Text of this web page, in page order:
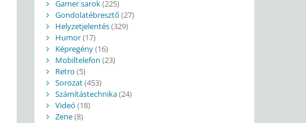
Gamer sarok(225)
Gondolatébresztő (27)
Helyzetjelentés(329)
Humor(17)
Képregény(16)
Mobiltelefon (23)
Retro (5)
Sorozat(453)
Számítástechnika(24)
Videó (18)
Zene(8)